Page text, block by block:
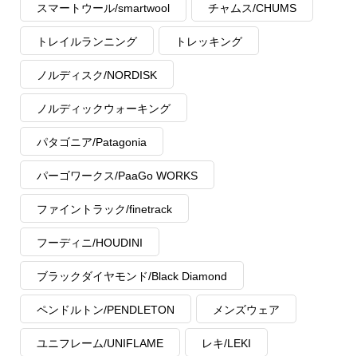
スマートウール/smartwool チャムス/CHUMS
トレイルランニング トレッキング
ノルディスク/NORDISK
ノルディックウォーキング
パタゴニア/Patagonia
パーゴワークス/PaaGo WORKS
ファイントラック/finetrack
フーディニ/HOUDINI
ブラックダイヤモンド/Black Diamond
ペンドルトン/PENDLETON メンズウェア
ユニフレーム/UNIFLAME レキ/LEKI